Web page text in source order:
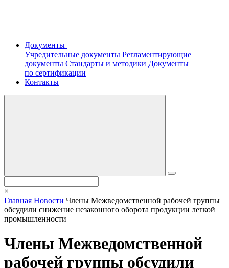
Документы
Учредительные документы Регламентирующие
документы Стандарты и методики Документы
по сертификации
Контакты
×
Главная Новости Члены Межведомственной рабочей группы
обсудили снижение незаконного оборота продукции легкой
промышленности
Члены Межведомственной
рабочей группы обсудили